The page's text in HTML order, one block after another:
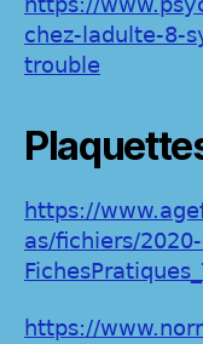
chez-ladulte-8-
trouble
https://
as/fichiers/
https://